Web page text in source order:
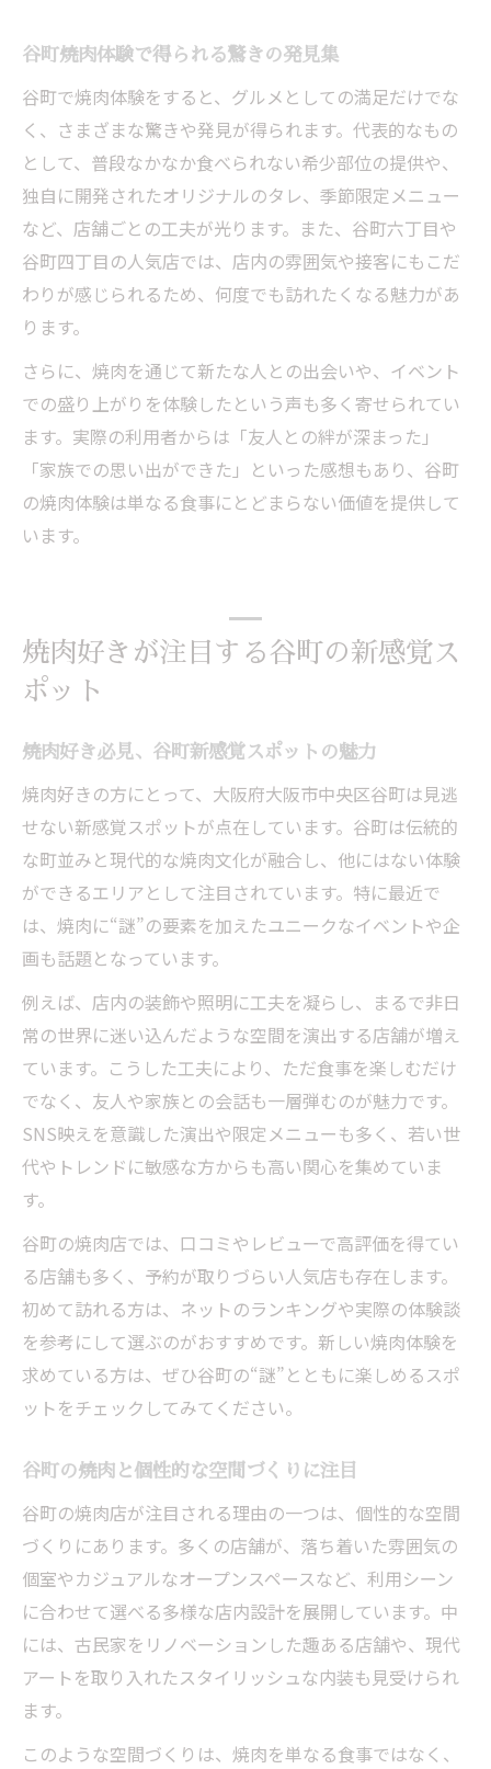
谷町焼肉体験で得られる驚きの発見集
谷町で焼肉体験をすると、グルメとしての満足だけでな
く、さまざまな驚きや発見が得られます。代表的なもの
として、普段なかなか食べられない希少部位の提供や、
独自に開発されたオリジナルのタレ、季節限定メニュー
など、店舗ごとの工夫が光ります。また、谷町六丁目や
谷町四丁目の人気店では、店内の雰囲気や接客にもこだ
わりが感じられるため、何度でも訪れたくなる魅力があ
ります。
さらに、焼肉を通じて新たな人との出会いや、イベント
での盛り上がりを体験したという声も多く寄せられてい
ます。実際の利用者からは「友人との絆が深まった」
「家族での思い出ができた」といった感想もあり、谷町
の焼肉体験は単なる食事にとどまらない価値を提供して
います。
焼肉好きが注目する谷町の新感覚ス
ポット
焼肉好き必見、谷町新感覚スポットの魅力
焼肉好きの方にとって、大阪府大阪市中央区谷町は見逃
せない新感覚スポットが点在しています。谷町は伝統的
な町並みと現代的な焼肉文化が融合し、他にはない体験
ができるエリアとして注目されています。特に最近で
は、焼肉に“謎”の要素を加えたユニークなイベントや企
画も話題となっています。
例えば、店内の装飾や照明に工夫を凝らし、まるで非日
常の世界に迷い込んだような空間を演出する店舗が増え
ています。こうした工夫により、ただ食事を楽しむだけ
でなく、友人や家族との会話も一層弾むのが魅力です。
SNS映えを意識した演出や限定メニューも多く、若い世
代やトレンドに敏感な方からも高い関心を集めていま
す。
谷町の焼肉店では、口コミやレビューで高評価を得てい
る店舗も多く、予約が取りづらい人気店も存在します。
初めて訪れる方は、ネットのランキングや実際の体験談
を参考にして選ぶのがおすすめです。新しい焼肉体験を
求めている方は、ぜひ谷町の“謎”とともに楽しめるスポ
ットをチェックしてみてください。
谷町の焼肉と個性的な空間づくりに注目
谷町の焼肉店が注目される理由の一つは、個性的な空間
づくりにあります。多くの店舗が、落ち着いた雰囲気の
個室やカジュアルなオープンスペースなど、利用シーン
に合わせて選べる多様な店内設計を展開しています。中
には、古民家をリノベーションした趣ある店舗や、現代
アートを取り入れたスタイリッシュな内装も見受けられ
ます。
このような空間づくりは、焼肉を単なる食事ではなく、